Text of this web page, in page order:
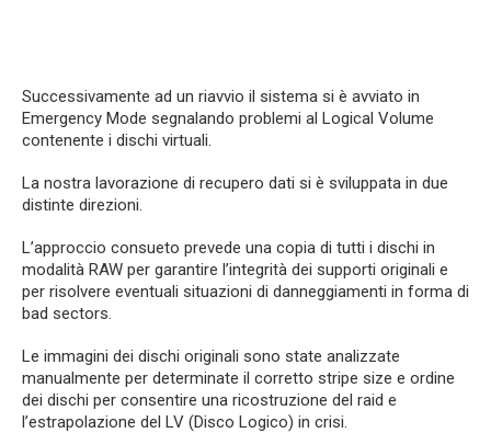
Successivamente ad un riavvio il sistema si è avviato in
Emergency Mode segnalando problemi al Logical Volume
contenente i dischi virtuali.
La nostra lavorazione di recupero dati si è sviluppata in due
distinte direzioni.
L’approccio consueto prevede una copia di tutti i dischi in
modalità RAW per garantire l’integrità dei supporti originali e
per risolvere eventuali situazioni di danneggiamenti in forma di
bad sectors.
Le immagini dei dischi originali sono state analizzate
manualmente per determinate il corretto stripe size e ordine
dei dischi per consentire una ricostruzione del raid e
l’estrapolazione del LV (Disco Logico) in crisi.